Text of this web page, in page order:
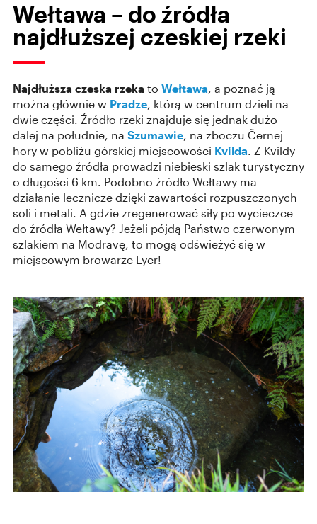
Wełtawa – do źródła
najdłuższej czeskiej rzeki
Najdłuższa czeska rzeka to Wełtawa, a poznać ją
można głównie w Pradze, którą w centrum dzieli na
dwie części. Źródło rzeki znajduje się jednak dużo
dalej na południe, na Szumawie, na zboczu Černej
hory w pobliżu górskiej miejscowości Kvilda. Z Kvildy
do samego źródła prowadzi niebieski szlak turystyczny
o długości 6 km. Podobno źródło Wełtawy ma
działanie lecznicze dzięki zawartości rozpuszczonych
soli i metali. A gdzie zregenerować siły po wycieczce
do źródła Wełtawy? Jeżeli pójdą Państwo czerwonym
szlakiem na Modravę, to mogą odświeżyć się w
miejscowym browarze Lyer!